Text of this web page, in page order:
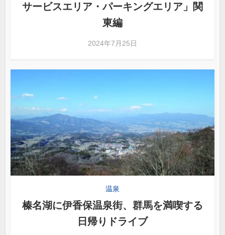
サービスエリア・パーキングエリア」関
東編
2024年7月25日
温泉
榛名湖に伊香保温泉街、群馬を満喫する
日帰りドライブ